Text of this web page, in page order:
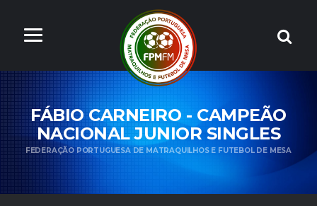
FÁBIO CARNEIRO - CAMPEÃO
NACIONAL JUNIOR SINGLES
FEDERAÇÃO PORTUGUESA DE MATRAQUILHOS E FUTEBOL DE MESA